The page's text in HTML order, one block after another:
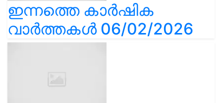
ഇന്നത്തെ കാർഷിക
വാർത്തകൾ 06/02/2026